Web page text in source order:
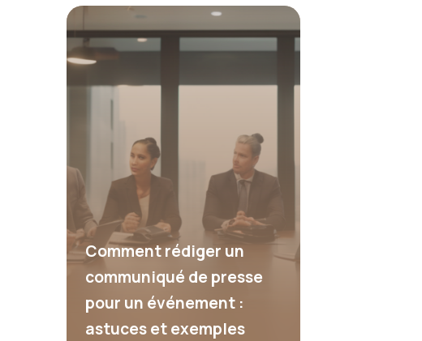
Comment rédiger un
communiqué de presse
pour un événement :
astuces et exemples